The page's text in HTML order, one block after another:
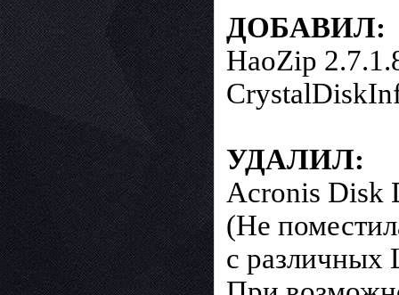
ДОБАВИЛ:
HaoZip
УДАЛИЛ:
Acronis Disk
(Не
с различных